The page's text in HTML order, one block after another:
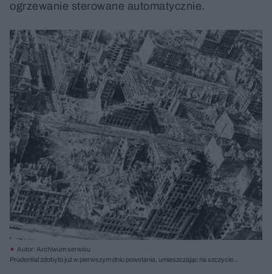
ogrzewanie sterowane automatycznie.
Autor: Archiwum serwisu
Prudential zdobyto już w pierwszym dniu powstania, umieszczając na szczycie